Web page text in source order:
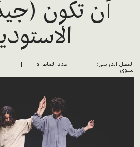
أن تكون
الفصل الدراسي:
سنوي
عدد النقاط: 3